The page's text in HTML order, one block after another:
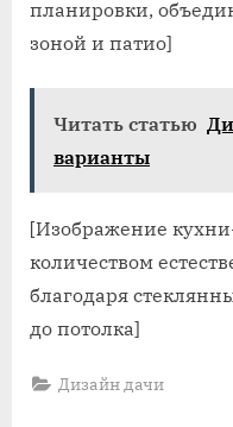
планировки,
зоной и патио]
Читать статью
варианты
[Изображение
количеством
благодаря
до потолка]
Дизайн дачи